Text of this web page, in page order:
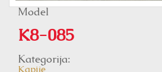
Model
K8-085
Kategorija:
Kapije